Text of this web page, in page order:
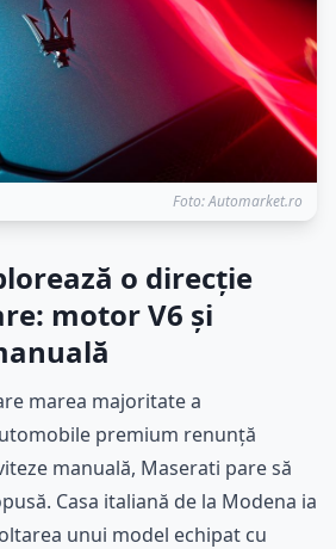
Foto: Automarket.ro
o direcție
motor V6 și
marea majoritate a
premium renunță
manuală, Maserati pare să
Casa italiană de la Modena ia
unui model echipat cu